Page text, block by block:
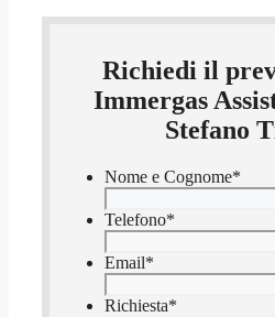
Richiedi il
Immergas
Stefano
Nome e Cognome*
Telefono*
Email*
Richiesta*